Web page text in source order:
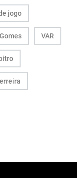
jogo
VAR